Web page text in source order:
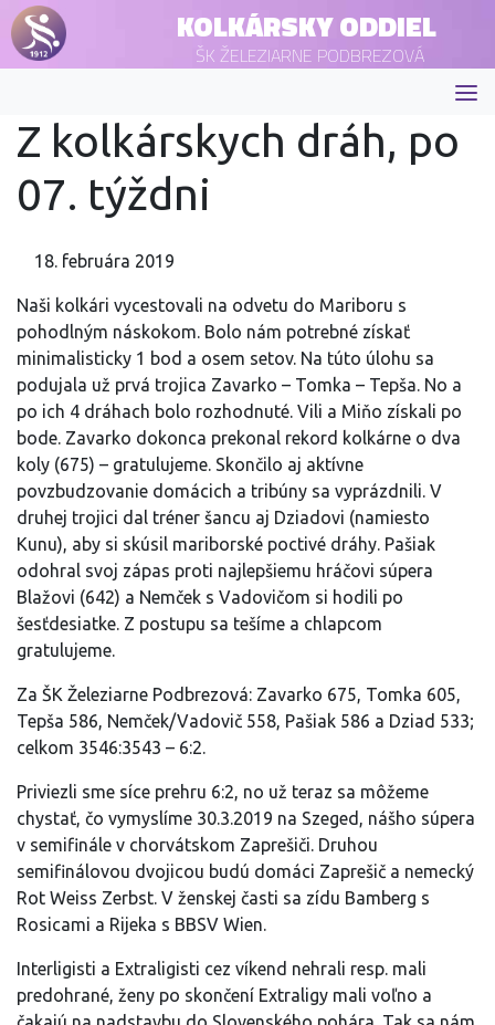
KOLKÁRSKY ODDIEL
ŠK ŽELEZIARNE PODBREZOVÁ
Z kolkárskych dráh, po
07. týždni
18. februára 2019
Naši kolkári vycestovali na odvetu do Mariboru s
pohodlným náskokom. Bolo nám potrebné získať
minimalisticky 1 bod a osem setov. Na túto úlohu sa
podujala už prvá trojica Zavarko – Tomka – Tepša. No a
po ich 4 dráhach bolo rozhodnuté. Vili a Miňo získali po
bode. Zavarko dokonca prekonal rekord kolkárne o dva
koly (675) – gratulujeme. Skončilo aj aktívne
povzbudzovanie domácich a tribúny sa vyprázdnili. V
druhej trojici dal tréner šancu aj Dziadovi (namiesto
Kunu), aby si skúsil mariborské poctivé dráhy. Pašiak
odohral svoj zápas proti najlepšiemu hráčovi súpera
Blažovi (642) a Nemček s Vadovičom si hodili po
šesťdesiatke. Z postupu sa tešíme a chlapcom
gratulujeme.
Za ŠK Železiarne Podbrezová: Zavarko 675, Tomka 605,
Tepša 586, Nemček/Vadovič 558, Pašiak 586 a Dziad 533;
celkom 3546:3543 – 6:2.
Priviezli sme síce prehru 6:2, no už teraz sa môžeme
chystať, čo vymyslíme 30.3.2019 na Szeged, nášho súpera
v semifinále v chorvátskom Zaprešiči. Druhou
semifinálovou dvojicou budú domáci Zaprešič a nemecký
Rot Weiss Zerbst. V ženskej časti sa zídu Bamberg s
Rosicami a Rijeka s BBSV Wien.
Interligisti a Extraligisti cez víkend nehrali resp. mali
predohrané, ženy po skončení Extraligy mali voľno a